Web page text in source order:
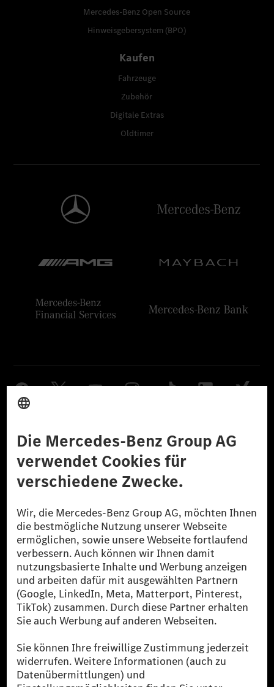
Mercedes-Benz Open Source
Hinweisgebersystem (BPO)
Kaufen
Fahrzeuge
Zubehör
Digitale Extras
Oldtimer
Datenschutz Lizenzhinweise Dritter Barrierefreiheit
© 2026 Mercedes-Benz Group AG. Alle Rechte vorbehalten.
[1] Bilanziell CO₂-neutral bedeutet, dass nicht vermiedene oder nicht
reduzierte CO₂-Emissionen bei der Mercedes-Benz Group durch
zertifizierte Ausgleichsprojekte kompensiert werden.
[2] Renewable Charging ist ein integraler Bestandteil von MB.CHARGE
Public in Europa, den USA, Kanada und China. Sofern an der jeweiligen
Ladestation noch kein Strom aus erneuerbaren Energien vorliegt,
verwendet Renewable Charging Grünstromzertifikate*. Diese stellen
sicher, dass für Ladevorgänge über MB.CHARGE Public eine äquivalente
Strommenge aus erneuerbaren Energien ins Stromnetz eingespeist wird.
als sechs Jahre sind.
* Inkl. EKOenergy Ökolabel
* Die angegebenen Werte wurden nach dem vorgeschriebenen
Messverfahren WLTP (Worldwide harmonised Light vehicles Test